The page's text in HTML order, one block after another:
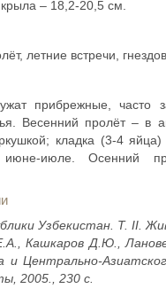
– 18,2-20,5 см.
летние встречи,
прибрежные, часто
Весенний пролёт – в
кладка (3-4
июле. Осенний
Узбекистан. Т. II.
Кашкаров Д.Ю.,
и Центрально-
2005., 230 с.